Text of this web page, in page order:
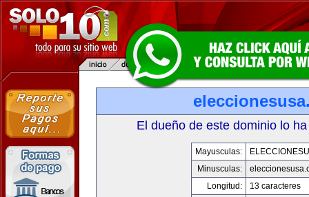
El dueño de este dominio lo
Mayusculas:
Minusculas:
Longitud:
13 caracteres